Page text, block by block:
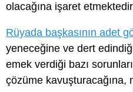
olacağına işaret
Rüyada başkasının adet
yeneceğine ve dert
emek verdiği bazı
çözüme kavuşturacağına,